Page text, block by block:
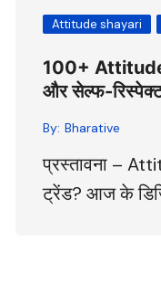
Attitude shayari
100+ Attitude
और सेल्फ-
By: Bharative
प्रस्तावना –
ट्रेंड? आज के